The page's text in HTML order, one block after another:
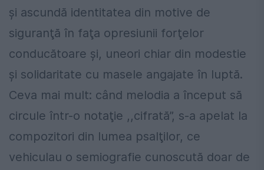
şi ascundă identitatea din motive de
siguranţă în faţa opresiunii forţelor
conducătoare şi, uneori chiar din modestie
şi solidaritate cu masele angajate în luptă.
Ceva mai mult: când melodia a început să
circule într-o notaţie ,,cifrată”, s-a apelat la
compozitori din lumea psalţilor, ce
vehiculau o semiografie cunoscută doar de